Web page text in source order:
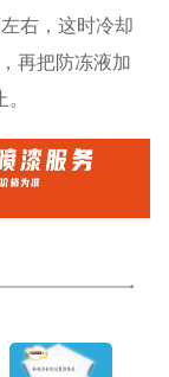
右，这时冷却
再把防冻液加